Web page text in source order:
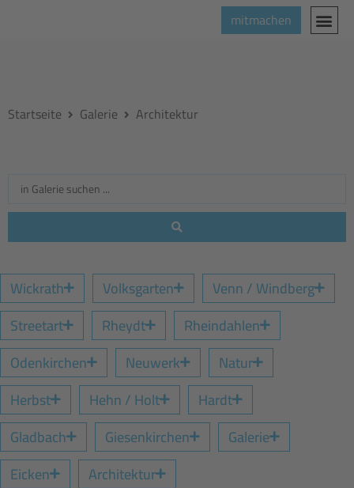
mitmachen
Startseite Galerie Architektur
Wickrath Volksgarten
Venn / Windberg
Streetart
Rheydt
Rheindahlen
Odenkirchen
Neuwerk
Natur
Herbst
Hehn / Holt
Hardt
Gladbach
Giesenkirchen
Galerie
Eicken
Architektur